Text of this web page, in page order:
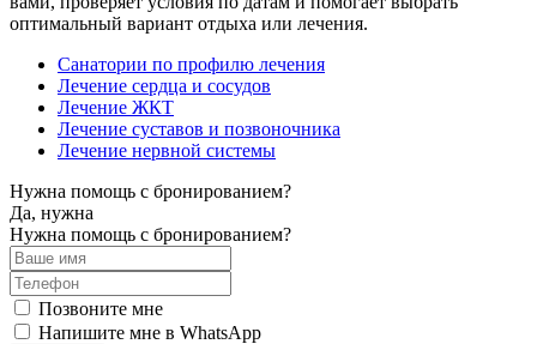
оптимальный вариант отдыха или лечения.
Санатории по профилю лечения
Лечение сердца и сосудов
Лечение ЖКТ
Лечение суставов и позвоночника
Лечение нервной системы
Нужна помощь с бронированием?
Да, нужна
Нужна помощь с бронированием?
Позвоните мне
Напишите мне в WhatsApp